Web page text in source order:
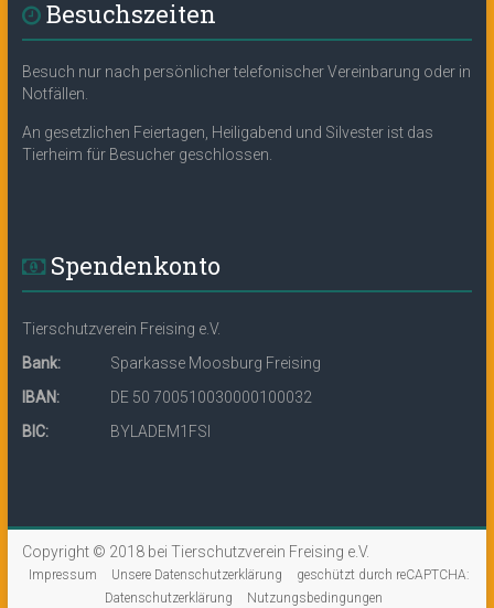
Besuchszeiten
Besuch nur nach persönlicher telefonischer Vereinbarung oder in
Notfällen.
An gesetzlichen Feiertagen, Heiligabend und Silvester ist das
Tierheim für Besucher geschlossen.
Spendenkonto
Tierschutzverein Freising e.V.
Bank:
Sparkasse Moosburg Freising
IBAN:
DE 50 700510030000100032
BIC:
BYLADEM1FSI
Copyright © 2018 bei Tierschutzverein Freising e.V.
Impressum Unsere Datenschutzerklärung
geschützt durch reCAPTCHA:
Datenschutzerklärung
Nutzungsbedingungen